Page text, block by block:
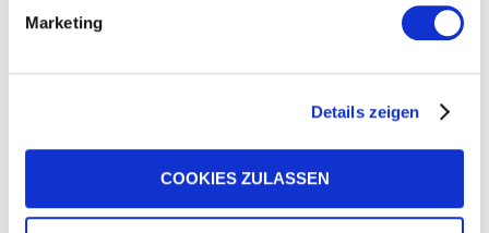
Marketing
Details zeigen
COOKIES ZULASSEN
Andere Methoden stoßen bei Minusgraden unweigerlich an
ihre Grenzen. Seit wir diese Methode einsetzen, freuen wir uns
darstellen. Umso wichtiger erscheint es uns, dass die moderne